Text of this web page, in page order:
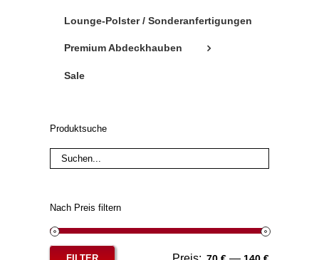
Lounge-Polster / Sonderanfertigungen
Premium Abdeckhauben
Sale
Produktsuche
Nach Preis filtern